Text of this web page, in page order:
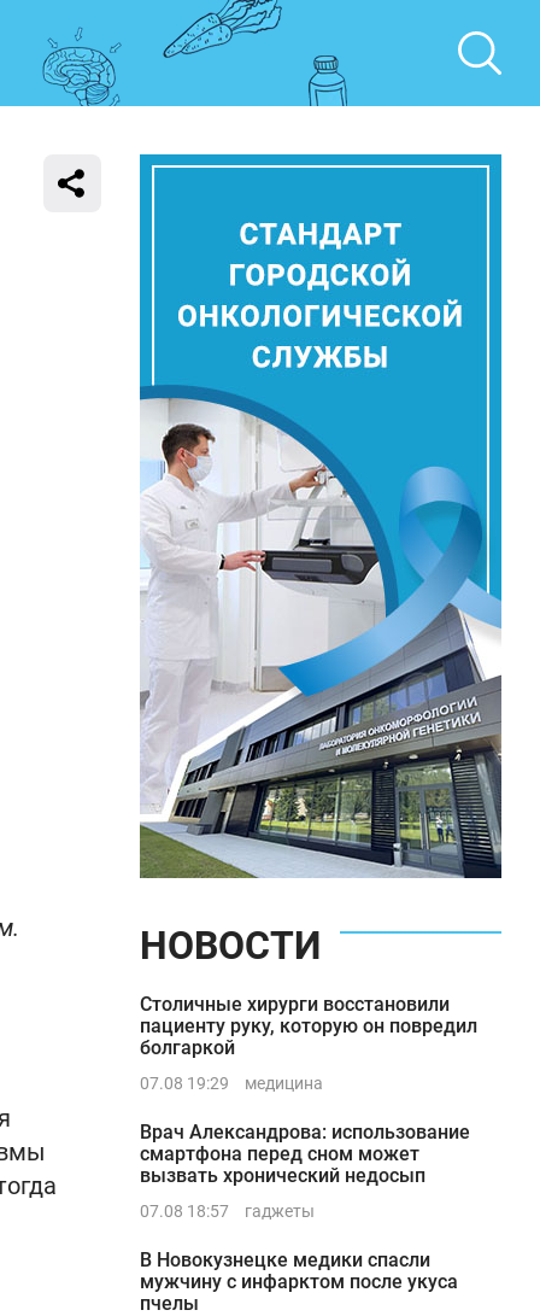
НОВОСТИ
Столичные хирурги восстановили
пациенту руку, которую он повредил
болгаркой
07.08 19:29 медицина
Врач Александрова: использование
смартфона перед сном может
вызвать хронический недосып
07.08 18:57 гаджеты
В Новокузнецке медики спасли
мужчину с инфарктом после укуса
пчелы